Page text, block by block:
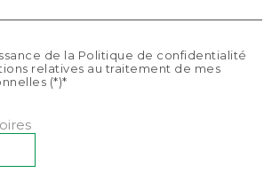
de la Politique de confidentialité
relatives au traitement de mes
(*)*